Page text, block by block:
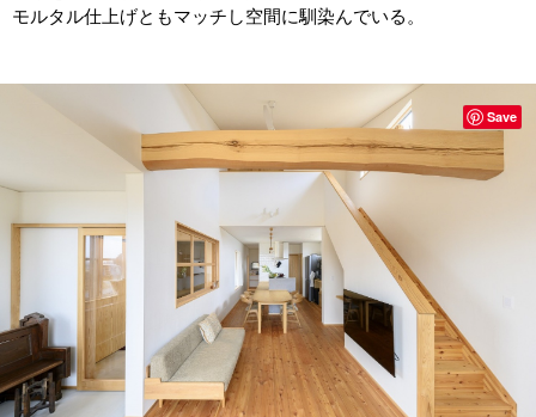
モルタル仕上げともマッチし空間に馴染んでいる。
Save